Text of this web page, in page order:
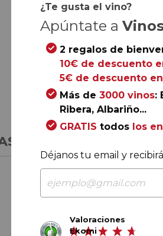
DE CONSUMO
Tiempo de
¿Te gusta el vino?
Apúntate a
2 regalos de
10€ de descuento
5€ de descuento
Más de 3000 vinos:
Ribera, Albariño...
GRATIS todos los
Déjanos tu email y
Valoraciones
Ekomi